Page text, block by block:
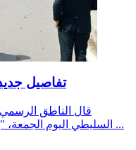
تفاصيل
قال الناطق
السليطي اليوم الجمعة، "إن الإرهابييْن منفذي عملية البحيرة 2 ق ...